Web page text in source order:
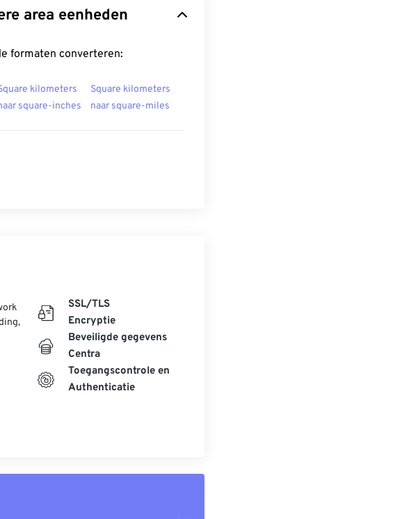
area eenheden
formaten converteren:
kilometers
square-inches
Square kilometers
naar square-miles
SSL/TLS
Encryptie
Beveiligde gegevens
Centra
Toegangscontrole en
Authenticatie